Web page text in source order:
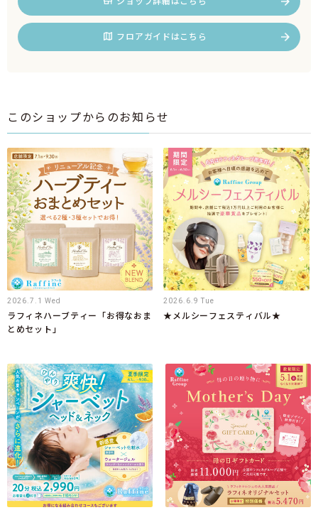
フロアガイドはこちら
このショップからのお知らせ
2026.7.1 Wed
ラフィネハーブティー「お得なおま
とめセット」
2026.6.9 Tue
★メルシーフェスティバル★